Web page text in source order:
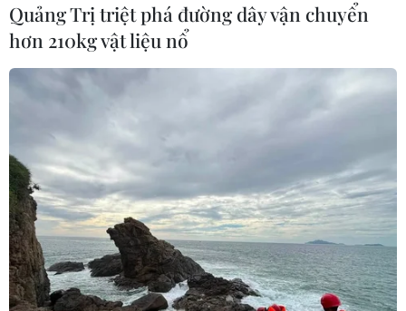
Quảng Trị triệt phá đường dây vận chuyển
hơn 210kg vật liệu nổ